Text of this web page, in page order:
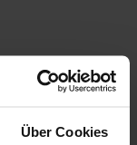
Über Cookies
Dienste
eine